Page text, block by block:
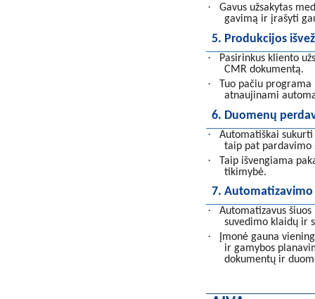
·
Gavus užsakytas
gavimą ir įrašyti
5. Produkcijos
·
Pasirinkus kliento
CMR dokumentą.
·
Tuo pačiu
atnaujinami
6. Duomenų
·
Automatiškai
taip pat pardavimo
·
Taip išvengiama
tikimybė.
7. Automatizavimo
·
Automatizavus
suvedimo klaidų ir
·
Įmonė gauna
ir gamybos
dokumentų ir